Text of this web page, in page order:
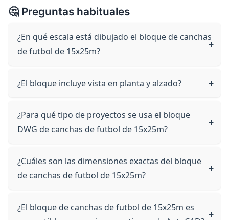
🤔 Preguntas habituales
¿En qué escala está dibujado el bloque de canchas
de futbol de 15x25m?
¿El bloque incluye vista en planta y alzado?
¿Para qué tipo de proyectos se usa el bloque
DWG de canchas de futbol de 15x25m?
¿Cuáles son las dimensiones exactas del bloque
de canchas de futbol de 15x25m?
¿El bloque de canchas de futbol de 15x25m es